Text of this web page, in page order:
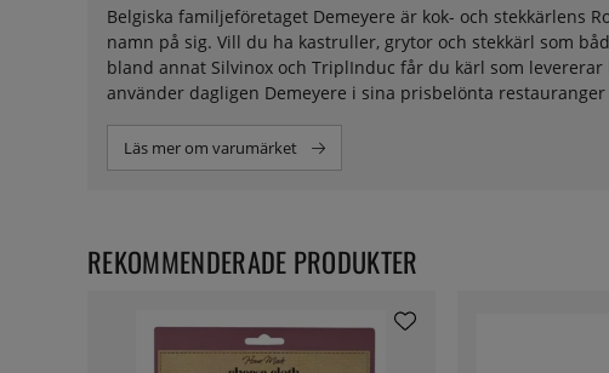
Belgiska familjeföretaget Demeyere är kok- och stekkärlens
namn på sig. Vill du ha kastruller, grytor och stekkärl som
bland annat Silvinox och TriplInduc får du kärl som
använder dagligen Demeyere i sina prisbelönta
Läs mer om varumärket
REKOMMENDERADE PRODUKTER